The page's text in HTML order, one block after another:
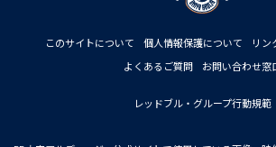
このサイトについて 個人情報保護について リン
よくあるご質問
お問い合わせ窓
レッドブル・グループ行動規範